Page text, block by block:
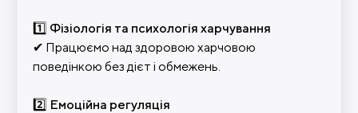
1️⃣ Фізіологія та психологія харчування
✔ Працюємо над здоровою харчовою
поведінкою без дієт і обмежень.
2️⃣ Емоційна регуляція